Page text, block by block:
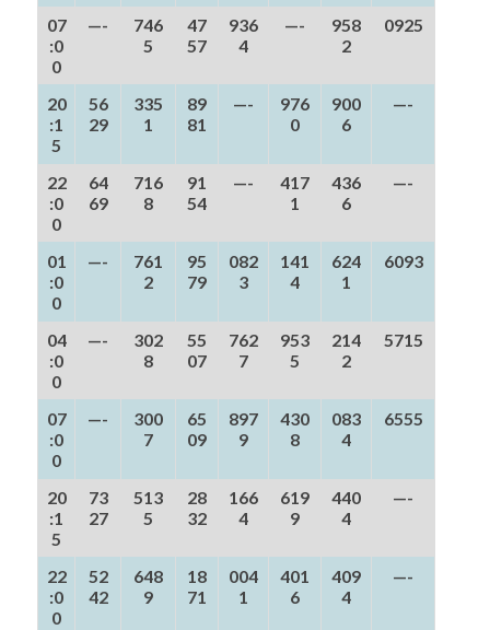
07
:0
0
—-
746
5
47
57
936
4
—-
958
2
0925
20
:1
5
56
29
335
1
89
81
—-
976
0
900
6
—-
22
:0
0
64
69
716
8
91
54
—-
417
1
436
6
—-
01
:0
0
—-
761
2
95
79
082
3
141
4
624
1
6093
04
:0
0
—-
302
8
55
07
762
7
953
5
214
2
5715
07
:0
0
—-
300
7
65
09
897
9
430
8
083
4
6555
20
:1
5
73
27
513
5
28
32
166
4
619
9
440
4
—-
22
:0
0
52
42
648
9
18
71
004
1
401
6
409
4
—-